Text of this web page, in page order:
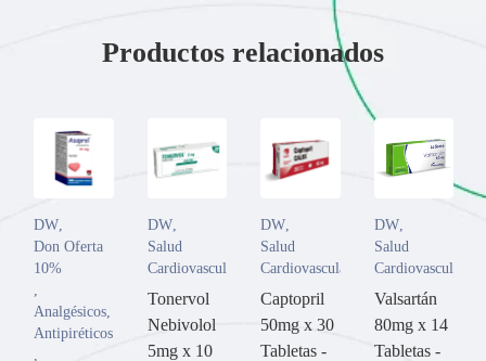
Productos relacionados
DW
Don Oferta
10%
Analgésicos
Antipiréticos
DW,
Salud
Cardiovascular
Tonervol
Nebivolol
5mg x 10
DW
Salud
Cardiovascular
Captopril
50mg x 30
Tabletas -
DW,
Salud
Cardiovascular
Valsartán
80mg x 14
Tabletas -